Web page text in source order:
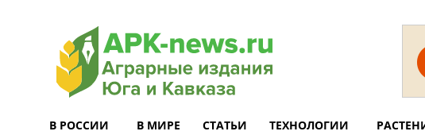
В РОССИИ В МИРЕ СТАТЬИ ТЕХНОЛОГИИ